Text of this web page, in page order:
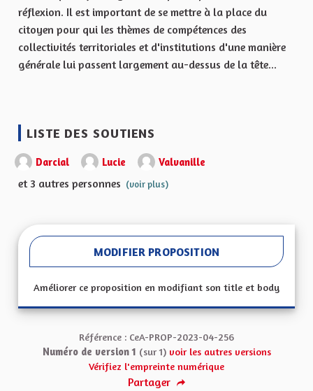
réflexion. Il est important de se mettre à la place du
citoyen pour qui les thèmes de compétences des
collectivités territoriales et d'institutions d'une manière
générale lui passent largement au-dessus de la tête...
LISTE DES SOUTIENS
Darcial Lucie Valvanille
et 3 autres personnes (voir plus)
MODIFIER PROPOSITION
Améliorer ce proposition en modifiant son title et body
Référence : CeA-PROP-2023-04-256
Numéro de version 1 (sur 1) voir les autres versions
Vérifiez l'empreinte numérique
Partager